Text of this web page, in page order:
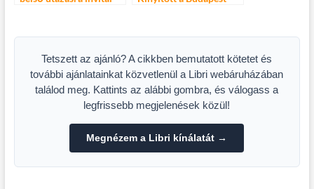
Park
Tetszett az ajánló? A cikkben bemutatott kötetet és
további ajánlatainkat közvetlenül a Libri webáruházában
találod meg. Kattints az alábbi gombra, és válogass a
legfrissebb megjelenések közül!
Megnézem a Libri kínálatát →